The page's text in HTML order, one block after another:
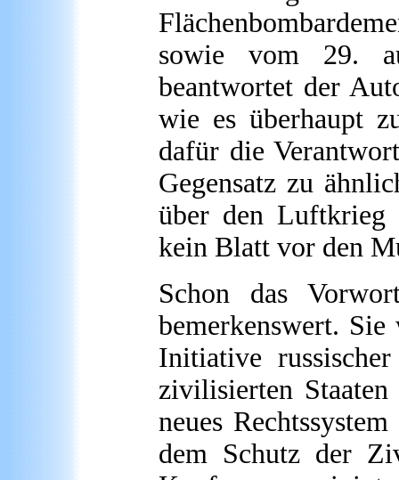
sowie vom 29.
beantwortet der
wie es überhaupt
dafür die
Gegensatz zu
über den Luftkrieg
kein Blatt vor den
Schon das
bemerkenswert.
Initiative
zivilisierten
neues
dem Schutz der